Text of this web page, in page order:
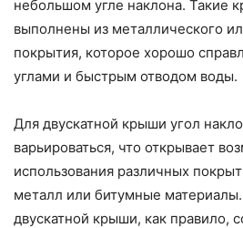
небольшом угле наклона. Такие
выполнены из металлического
покрытия, которое хорошо
углами и быстрым отводом воды.
Для двускатной крыши угол
варьироваться, что открывает
использования различных
металл или битумные
двускатной крыши, как правило,